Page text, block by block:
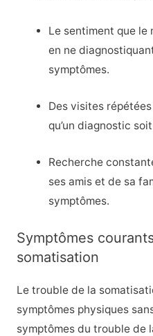
Le sentiment que le
en ne
symptômes.
Des visites
qu’un diagnostic
Recherche
ses amis et de sa
symptômes.
Symptômes
somatisation
Le trouble de la
symptômes physiques
symptômes du trouble de